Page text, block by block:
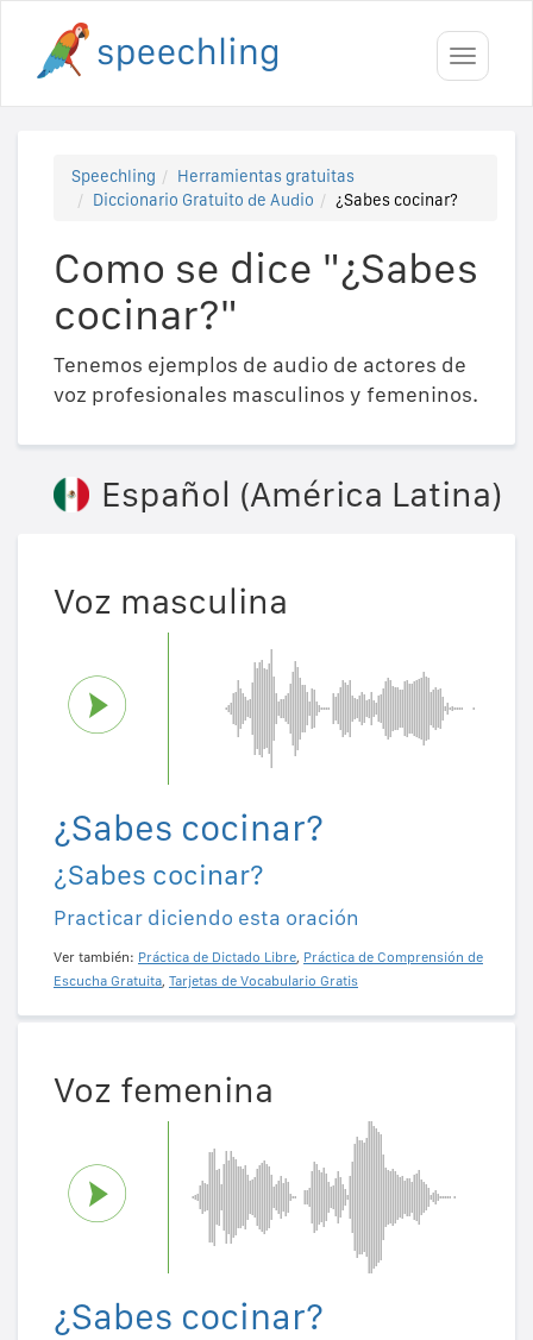
Toggle
Speechling
Herramientas gratuitas
Diccionario Gratuito de Audio
¿Sabes cocinar?
Como se dice "¿Sabes
cocinar?"
Tenemos ejemplos de audio de actores de
voz profesionales masculinos y femeninos.
Español (América Latina)
Voz masculina
¿Sabes cocinar?
¿Sabes cocinar?
Practicar diciendo esta oración
Ver también: Práctica de Dictado Libre, Práctica de Comprensión de
Escucha Gratuita, Tarjetas de Vocabulario Gratis
Voz femenina
¿Sabes cocinar?